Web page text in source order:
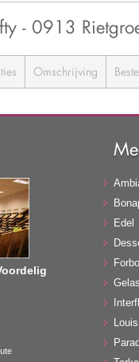
- 0913
Omschrijving
Edel